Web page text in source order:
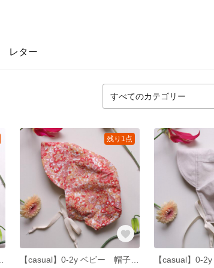
レター
残り1点
【casual】0-2y ベビー 帽子 ピンク× オフホワイト